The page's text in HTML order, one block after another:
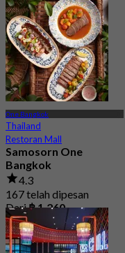
One Bangkok
Thailand
Restoran Mall
Samosorn One
Bangkok
4.3
167 telah dipesan
Dari฿ 1,260